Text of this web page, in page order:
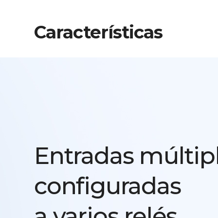
Características
Entradas
configuradas